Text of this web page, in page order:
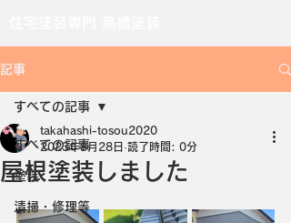
記事
すべての記事
塗装
清掃・修理等
すべての記事
屋根塗装しました
takahashi-tosou2020
2023年8月28日 読了時間: 0分